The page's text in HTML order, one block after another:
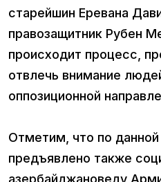
старейшин Еревана
правозащитник Рубен
происходит процесс,
отвлечь внимание
оппозиционной
Отметим, что по данной
предъявлено также
азербайджановеду